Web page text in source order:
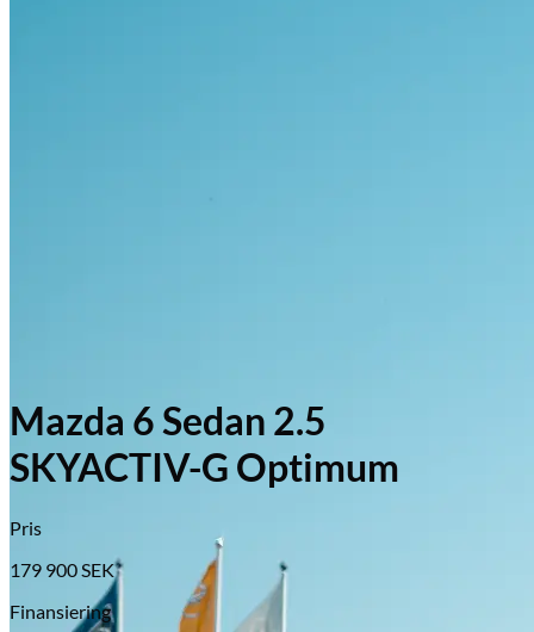
Mazda 6 Sedan 2.5
SKYACTIV-G Optimum
Pris
179 900 SEK
Finansiering